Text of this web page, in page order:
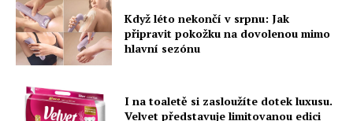
Když léto nekončí v srpnu: Jak
připravit pokožku na dovolenou mimo
hlavní sezónu
I na toaletě si zasloužíte dotek luxusu.
Velvet představuje limitovanou edici